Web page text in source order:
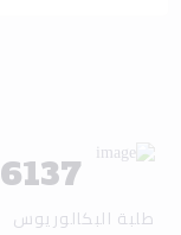
6137
طلبة البكالوريوس